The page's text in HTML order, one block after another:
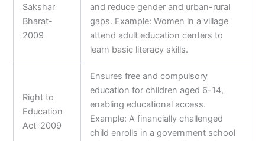
Sakshar
Bharat-
2009
and reduce gender and urban-rural
gaps. Example: Women in a village
attend adult education centers to
learn basic literacy skills.
Right to
Education
Act-2009
Ensures free and compulsory
education for children aged 6-14,
enabling educational access.
Example: A financially challenged
child enrolls in a government school